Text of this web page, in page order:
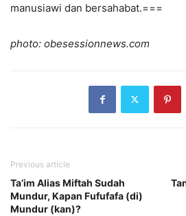
manusiawi dan bersahabat.===
photo: obesessionnews.com
Previous article
Ta’im Alias Miftah Sudah
Mundur, Kapan Fufufafa (di)
Mundur (kan)?